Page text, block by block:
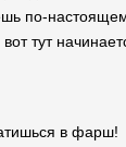
по-
тут
в фарш!